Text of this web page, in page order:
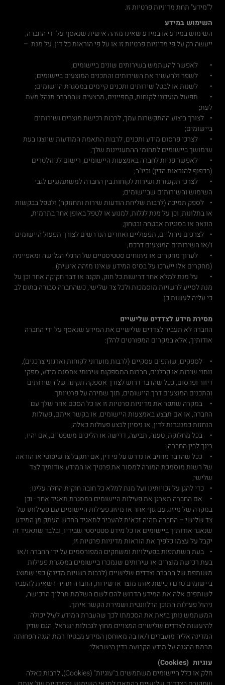
ל"מידע" תחת מדיניות פרטיות זו.
השימוש במידע
השימוש במידע או במידע שאינו מזהה אישית שנאסף על ידי החברה,
ייעשה רק על פי מדיניות פרטיות זו או על פי הוראות כל דין, על מנת –
• לאפשר להשתמש בשירותים שונים ביישומים;
• לשפר ולהעשיר את השירותים והתכנים המוצעים ביישומים;
• לשנות או לבטל שירותים ותכנים קיימים במסגרת היישומים;
• תפעול מועדוני לקוחות, קמפיינים, מבצעים שהחברה תנהל מעת
לעת;
• לצורך ביצוע ההתקשרות עמך, לרבות רכישת מוצרים ושירותים
ביישומים;
• לצרכי פרסום מידע ותכנים, לרבות התאמת המודעות שיוצגו בעת
שימושך ביישומים לתחומי ההתעניינות שלך;
• לאפשר פניות לחברה באמצעות היישומים, רישום לניוזלטרים
(בכפוף להוראות הדין) וכיו"ב;
• לצרכי תקשורת ושירות לקוחות בין החברה למשתמשים לגבי
השימוש והשירותים שביישומים;
• לספק תמיכה (לרבות שליחת הודעות שירות ותחזוקה) ולטפל בבקשות
או בתלונות, וכן על מנת לגלות, למנוע או לטפל באופן אחר בתרמית,
הונאה או בסוגיות אבטחה ובטחון;
• לצרכים ניהוליים, תפעוליים ואחרים הנדרשים לצורך תפעול היישומים
ו/או השירותים המוצעים דרכם;
• לערוך מחקרים או ניתוחים סטטיסטיים של הרגלי הגלישה ומאפייניה
(מחקרים אלו ייערכו על בסיס המידע שאינו מזהה אישית).
• על מנת למלא אחר דרישות כל חוק, תקנה או דבר חקיקה אחר וכן על
מנת לסייע לרשויות מוסמכות ולכל צד שלישי, כשהחברה סבורה בתום לב
כי עליה לעשות כן.
מסירת מידע לצדדים שלישיים
החברה לא תעביר לצדדים שלישיים את המידע שנאסף על ידי החברה
אודותיך, אלא במקרים המפורטים להלן:
• לספקים, שותפים עסקיים (לרבות מועדוני לקוחות וארגוני צרכנים),
נותני שירות או קבלנים, חברות המספקות שירותי אחסנת מידע, ספקי
דיוור ופרסום, ככל שהדבר דרוש לצורך אספקה תקינה של השירותים
והתכנים המוצעים דרך היישומים, תוך שמירה על פרטיותך.
• במקרה שתפר את מדיניות פרטיות זו או כל הסכם אחר שלך עם
החברה, או אם תבצע באמצעות היישומים, או בקשר איתם, פעולות
הנחזות כמנוגדות לדין, או ניסיון לבצע פעולות כאלה;
• בכל מחלוקת, טענה, תביעה, דרישה או הליכים משפטיים, אם יהיו,
בינך לבין החברה;
• ככל שהדבר מחויב או נדרש על פי דין, אם יתקבל צו שיפוטי או הוראה
של רשות מוסמכת המורה למסור את פרטיך או המידע אודותיך לצד
שלישי;
• כדי להגן על זכויותינו ועל מנת למלא כל חובה חוקית החלה עלינו;
• אם החברה תארגן את פעילות היישומים במסגרת תאגיד אחר - וכן
במקרה של מיזוג עם גוף אחר או מיזוג פעילות היישומים עם פעילותו של
צד שלישי – החברה תהיה זכאית להעביר לתאגיד החדש העתק מן המידע
שנאגר אודותיך ביישומים או כל מידע סטטיסטי שבידיו, ובלבד שתאגיד זה
יקבל על עצמו כלפיך את הוראות מדיניות פרטיות זו;
• בעת השתתפות בפעילויות ומשחקים המפורסמים על ידי החברה ו/או
בעת רכישת מוצרים או שירותים שנמכרו ביישומים במסגרת פעילות
משותפת של החברה וצדדים שלישיים (לרבות רשויות מדינה) כפי שמוצג
ביישומים טרם רכישת אותו מוצר או שירות, החברה תהיה רשאית להעביר
לשותפים אלה את המידע הדרוש להם לשם השלמת תהליך הרכישה,
ניהול פעילות התוכן הרלוונטית ושמירת הקשר איתך.
המשתמש נותן בזאת את הסכמתו לכך שהעברת המידע לעיל יכולה
להיעשות לצדדים שלישיים המצויים מחוץ לגבולות ישראל, הגם שדין
המדינה אליה מועברים ו/או בה מאוחסן המידע מבטיח רמת הגנה הפחותה
מרמת ההגנה על מידע הקבועה בדין הישראלי.
עוגיות (Cookies)
חלק או כלל היישומים משתמשים ב"עוגיות" (Cookies), לרבות כאלה